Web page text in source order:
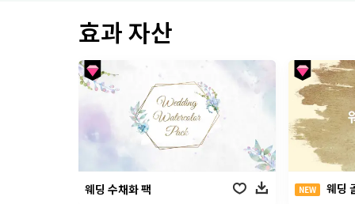
효과 자산
웨딩 수채화 팩 NEW 웨딩